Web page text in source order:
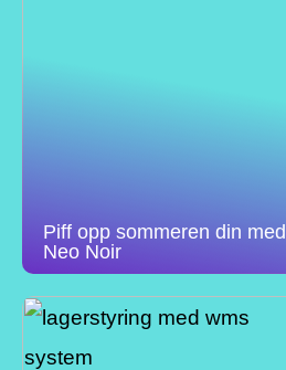
Piff opp sommeren din med
Neo Noir